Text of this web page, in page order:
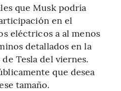
que Musk podría
en el
eléctricos a al menos
detallados en la
Tesla del viernes.
que desea
tamaño.